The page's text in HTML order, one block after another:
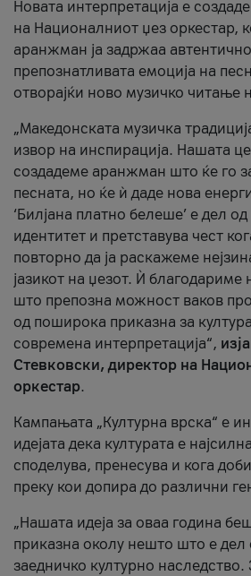
Новата интерпретација е
на Националниот џез оркестар,
аранжман ја задржаа
препознатливата емоција на
отворајќи ново музичко читање
„Македонската музичка
извор на инспирација. Нашата
создадеме аранжман што ќе го
песната, но ќе ѝ даде нова
‘Билјана платно белеше’ е дел
идентитет и претставува чест
повторно да ја раскажеме
јазикот на џезот. Ѝ благодариме
што препозна можност ваков
од поширока приказна за
современа интерпретација“,
Стевковски, директор на
оркестар.
Кампањата „Културна врска“ е
идејата дека културата е
споделува, пренесува и кога
преку кои допира до различни
„Нашата идеја за оваа година
приказна околу нешто што е дел
заедничко културно